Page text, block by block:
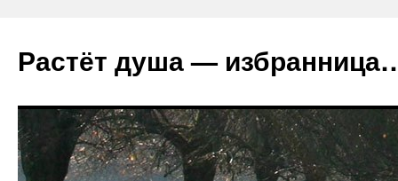
Растёт душа —